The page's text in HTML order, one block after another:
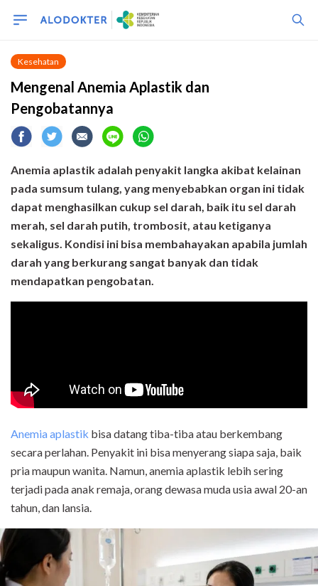
Kesehatan
Mengenal Anemia Aplastik dan
Pengobatannya
Anemia aplastik adalah penyakit langka akibat kelainan
pada sumsum tulang, yang menyebabkan organ ini tidak
dapat menghasilkan cukup sel darah, baik itu sel darah
merah, sel darah putih, trombosit, atau ketiganya
sekaligus. Kondisi ini bisa membahayakan apabila jumlah
darah yang berkurang sangat banyak dan tidak
mendapatkan pengobatan.
Anemia aplastik bisa datang tiba-tiba atau berkembang
secara perlahan. Penyakit ini bisa menyerang siapa saja, baik
pria maupun wanita. Namun, anemia aplastik lebih sering
terjadi pada anak remaja, orang dewasa muda usia awal 20-an
tahun, dan lansia.